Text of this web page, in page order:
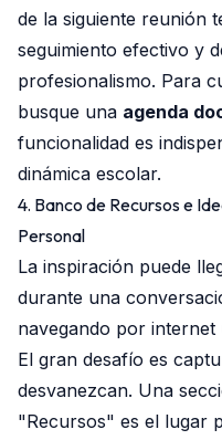
de la siguiente reunión
seguimiento efectivo y
profesionalismo. Para
busque una agenda
funcionalidad es
dinámica escolar.
4. Banco de Recursos e
Personal
La inspiración puede
durante una
navegando por
El gran desafío es
desvanezcan. Una
"Recursos" es el lugar